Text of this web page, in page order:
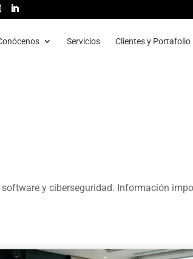
Servicios Clientes y Portafolio
y ciberseguridad. Información